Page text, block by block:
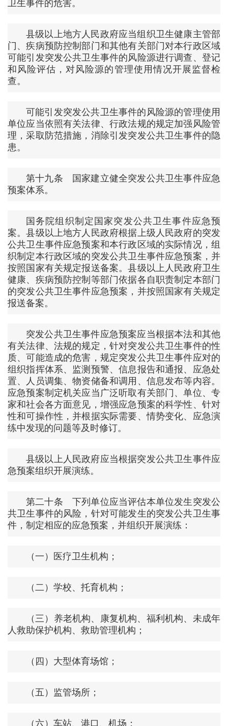
卫生事件的危害。
县级以上地方人民政府应当组织卫生健康主管部
门、疾病预防控制部门和其他有关部门对本行政区域
可能引发突发公共卫生事件的风险源进行调查、登记
和风险评估，对风险源的管理使用情况开展监督检
查。
可能引发突发公共卫生事件的风险源的管理使用
单位应当依照有关法律、行政法规的规定加强风险管
理，采取防范措施，消除引发突发公共卫生事件的隐
患。
第十九条 国家建立健全突发公共卫生事件应急
预案体系。
国务院组织制定国家突发公共卫生事件应急预
案。县级以上地方人民政府根据上级人民政府的突发
公共卫生事件应急预案和本行政区域的实际情况，组
织制定本行政区域的突发公共卫生事件应急预案，并
按照国家有关规定报送备案。县级以上人民政府卫生
健康、疾病预防控制等部门依据各自职责制定本部门
的突发公共卫生事件应急预案，并按照国家有关规定
报送备案。
突发公共卫生事件应急预案应当根据本法和其他
有关法律、法规的规定，针对突发公共卫生事件的性
质、可能造成的危害，规定突发公共卫生事件应对的
组织指挥体系、监测预警、信息报告和通报、应急处
置、人员调集、物资储备和调用、信息发布等内容。
应急预案制定机关应当广泛听取有关部门、单位、专
家和社会各方面意见，增强应急预案的科学性、针对
性和可操作性，并根据实际需要、情势变化、应急演
练中发现的问题等及时修订。
县级以上人民政府应当根据突发公共卫生事件应
急预案组织开展演练。
第二十条 下列单位应当评估本单位发生突发公
共卫生事件的风险，针对可能发生的突发公共卫生事
件，制定相应的应急预案，并组织开展演练：
（一）医疗卫生机构；
（二）学校、托育机构；
（三）养老机构、康复机构、福利机构、未成年
人救助保护机构、救助管理机构；
（四）大型体育场馆；
（五）监管场所；
（六）车站、港口、机场；